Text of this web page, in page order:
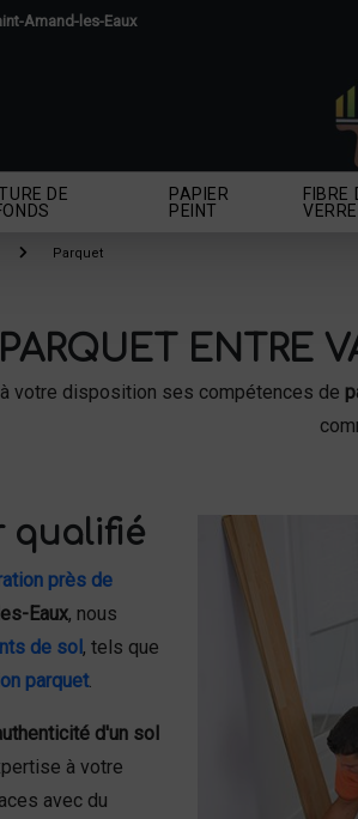
Amand-les-Eaux
DE
PAPIER
PEINT
FIBRE
VERRE
Parquet
ENTRE
votre disposition ses compétences de
qualifié
près de
Eaux, nous
de sol, tels que
parquet.
d'un sol
à votre
avec du